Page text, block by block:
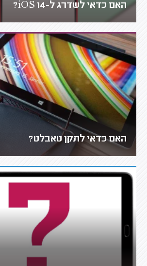
האם כדאי לשדרג ל-iOS 14?
האם כדאי לתקן טאבלט?